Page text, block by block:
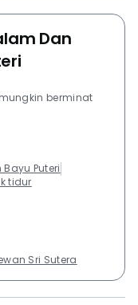
Dan
berminat
Puteri
tidur
Sri Sutera